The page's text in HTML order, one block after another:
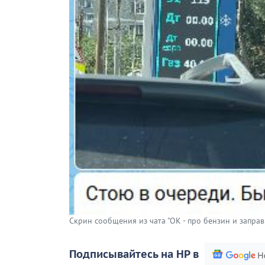
Скрин сообщения из чата "ОК - про бензин и
Подписывайтесь на НР в